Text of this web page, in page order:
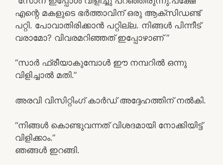
എന്റെ മകളുടെ ഭർത്താവിന് ഒരു ആക്സിഡണ്ട്
പറ്റി. പോവാതിരിക്കാൻ പറ്റില്ല. നിങ്ങൾ പിന്നീട്
വരാമോ? വിവരമറിഞ്ഞത് ഇപ്പോഴാണ് ”
“സാർ ഫ്രീയാകുമ്പോൾ ഈ നമ്പറിൽ ഒന്നു
വിളിച്ചാൽ മതി.”
അരവി വിസിറ്റിംഗ് കാർഡ് അദ്ദേഹത്തിന് നൽകി.
“നിങ്ങൾ കൊണ്ടുവന്നത് വിശദമായി നോക്കിയിട്ട്
വിളിക്കാം.”
ഞങ്ങൾ ഇറങ്ങി.